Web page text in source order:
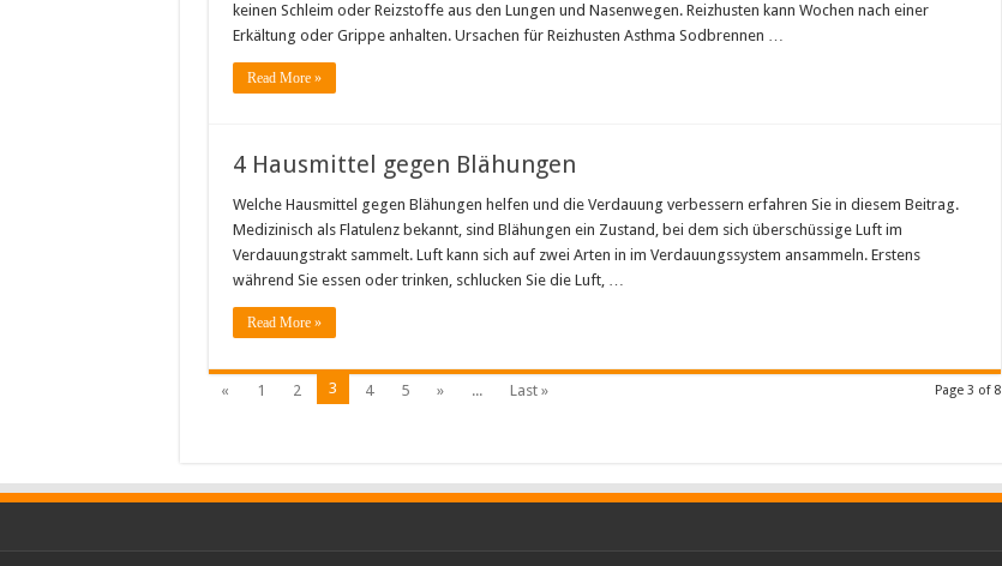
keinen Schleim oder Reizstoffe aus den Lungen und Nasenwegen. Reizhusten kann Wochen nach einer
Erkältung oder Grippe anhalten. Ursachen für Reizhusten Asthma Sodbrennen …
Read More »
4 Hausmittel gegen Blähungen
Welche Hausmittel gegen Blähungen helfen und die Verdauung verbessern erfahren Sie in diesem Beitrag.
Medizinisch als Flatulenz bekannt, sind Blähungen ein Zustand, bei dem sich überschüssige Luft im
Verdauungstrakt sammelt. Luft kann sich auf zwei Arten in im Verdauungssystem ansammeln. Erstens
während Sie essen oder trinken, schlucken Sie die Luft, …
Read More »
Page 3 of 8
« 1 2 3 4 5 » ... Last »